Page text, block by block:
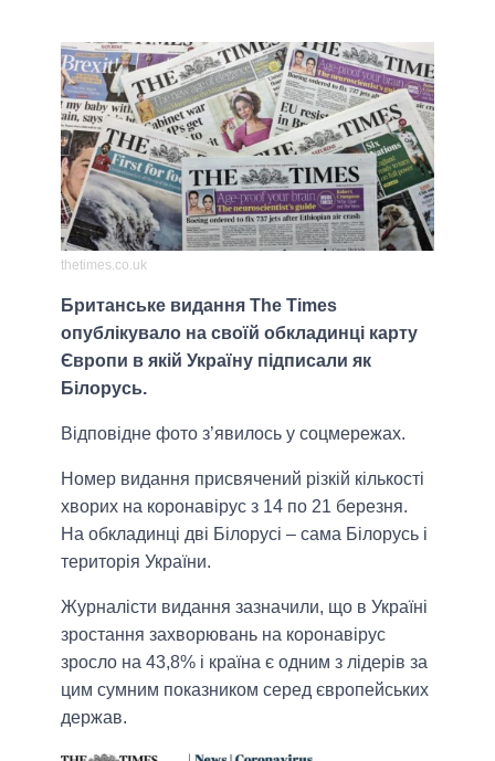
thetimes.co.uk
Британське видання The Times
опублікувало на своїй обкладинці карту
Європи в якій Україну підписали як
Білорусь.
Відповідне фото з’явилось у соцмережах.
Номер видання присвячений різкій кількості
хворих на коронавірус з 14 по 21 березня.
На обкладинці дві Білорусі – сама Білорусь і
територія України.
Журналісти видання зазначили, що в Україні
зростання захворювань на коронавірус
зросло на 43,8% і країна є одним з лідерів за
цим сумним показником серед європейських
держав.